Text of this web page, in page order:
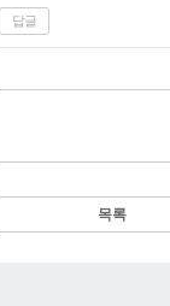
답글
목록